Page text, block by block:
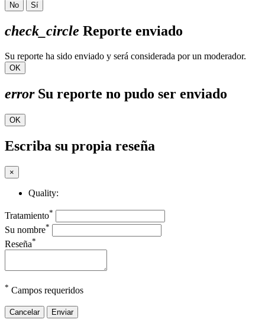
No Sí
check_circle Reporte enviado
Su reporte ha sido enviado y será considerada por un moderador.
OK
errorSu reporte no pudo ser enviado
OK
Escriba su propia reseña
×
Quality:
Tratamiento*
Su nombre*
Reseña*
* Campos requeridos
Cancelar Enviar